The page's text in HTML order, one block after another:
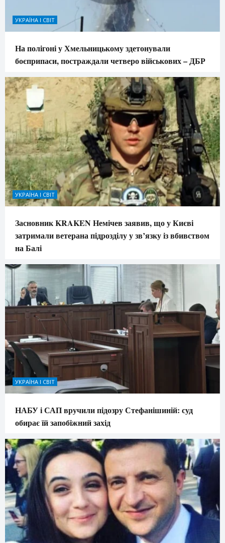
УКРАЇНА І СВІТ
На полігоні у Хмельницькому здетонували
боєприпаси, постраждали четверо військових – ДБР
УКРАЇНА І СВІТ
Засновник KRAKEN Немічев заявив, що у Києві
затримали ветерана підрозділу у зв’язку із вбивством
на Балі
УКРАЇНА І СВІТ
НАБУ і САП вручили підозру Стефанішиній: суд
обирає їй запобіжний захід